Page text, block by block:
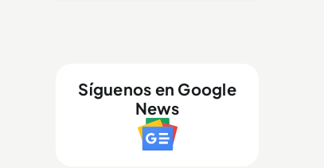
Síguenos en Google
News